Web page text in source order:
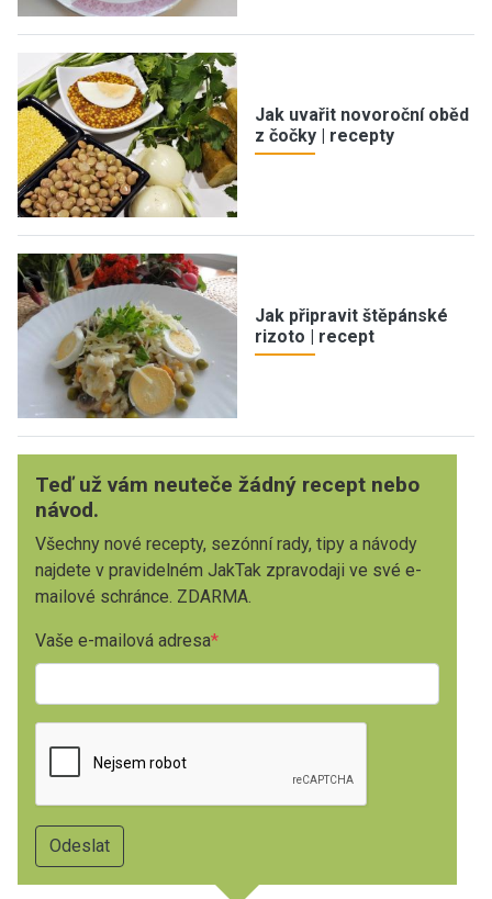
Jak uvařit novoroční oběd
z čočky | recepty
Jak připravit štěpánské
rizoto | recept
Teď už vám neuteče žádný recept nebo
návod.
Všechny nové recepty, sezónní rady, tipy a návody
najdete v pravidelném JakTak zpravodaji ve své e-
mailové schránce. ZDARMA.
Vaše e-mailová adresa